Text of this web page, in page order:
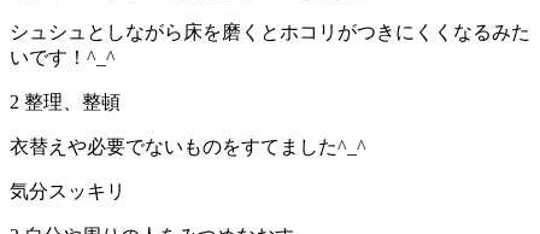
シュシュとしながら床を磨くとホコリがつきにくくなるみた
いです！^_^
2 整理、整頓
衣替えや必要でないものをすてました^_^
気分スッキリ